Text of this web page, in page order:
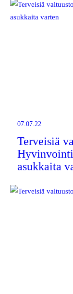
07.07.22
Terveisiä
asukkaita